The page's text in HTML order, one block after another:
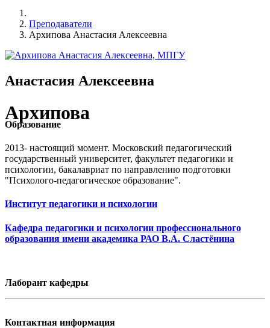
Преподаватели
Архипова Анастасия Алексеевна
Анастасия Алексеевна
Архипова
Образование
2013- настоящий момент. Московский педагогический
государственный университет, факультет педагогики и
психологии, бакалавриат по направлению подготовки
"Психолого-педагогическое образование".
Институт педагогики и психологии
Кафедра педагогики и психологии профессионального
образования имени академика РАО В.А. Сластёнина
Лаборант кафедры
Контактная информация